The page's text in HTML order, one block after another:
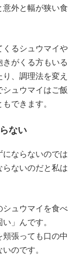
外と幅が狭い食
くるシュウマイや
がくる方もいる
、調理法を変え
ュウマイはご飯
できます。
ない
にならないのでは
らないのだと私は
シュウマイを食べ
」んです。
張っても口の中
のです。